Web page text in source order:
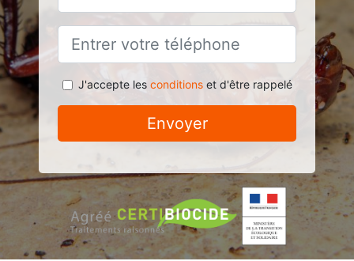
J'accepte les conditionset d'être rappelé
Envoyer